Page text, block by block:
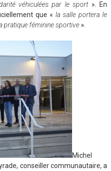
véhiculées par le sport». En
que « la salle portera le
pratique féminine sportive ».
Michel
conseiller communautaire, a